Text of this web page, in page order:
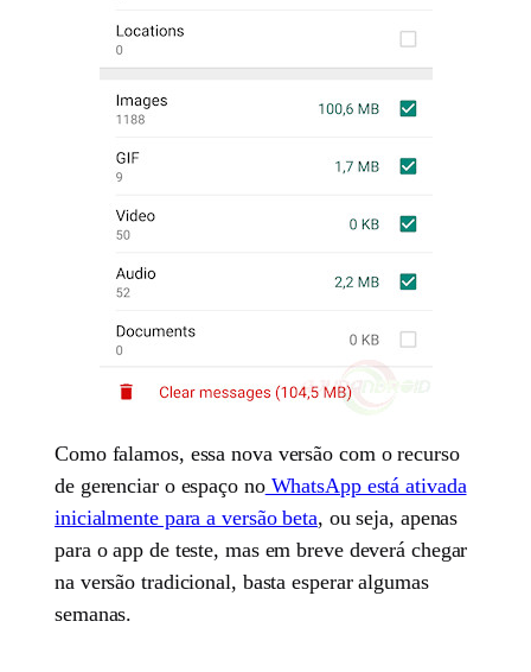
Como falamos, essa nova versão com o recurso
de gerenciar o espaço noWhatsApp está ativada
inicialmente para a versão beta, ou seja, apenas
para o app de teste, mas em breve deverá chegar
na versão tradicional, basta esperar algumas
semanas.